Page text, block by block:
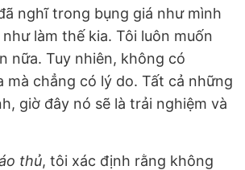
nghĩ trong bụng giá như mình
làm thế kia. Tôi luôn muốn
nữa. Tuy nhiên, không có
mà chẳng có lý do. Tất cả những
giờ đây nó sẽ là trải nghiệm và
thủ, tôi xác định rằng không